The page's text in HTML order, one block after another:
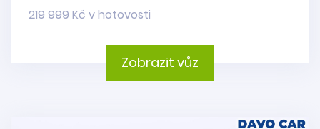
219 999 Kč v hotovosti
Zobrazit vůz